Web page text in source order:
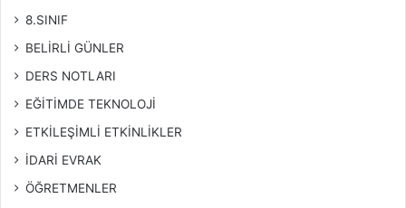
8.SINIF
BELİRLİ GÜNLER
DERS NOTLARI
EĞİTİMDE TEKNOLOJİ
ETKİLEŞİMLİ ETKİNLİKLER
İDARİ EVRAK
ÖĞRETMENLER